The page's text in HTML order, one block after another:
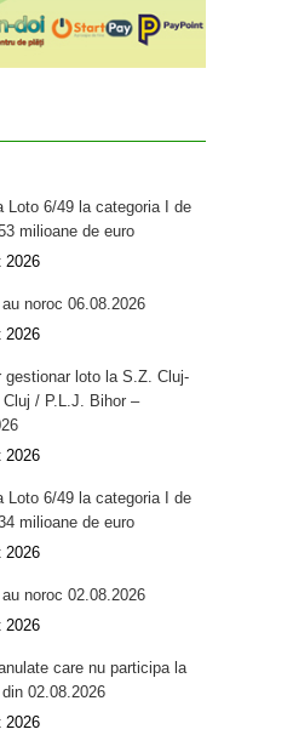
Loto 6/49 la categoria I de
milioane de euro
2026
noroc 06.08.2026
2026
gestionar loto la S.Z. Cluj-
Cluj / P.L.J. Bihor –
2026
Loto 6/49 la categoria I de
milioane de euro
2026
noroc 02.08.2026
2026
care nu participa la
02.08.2026
2026